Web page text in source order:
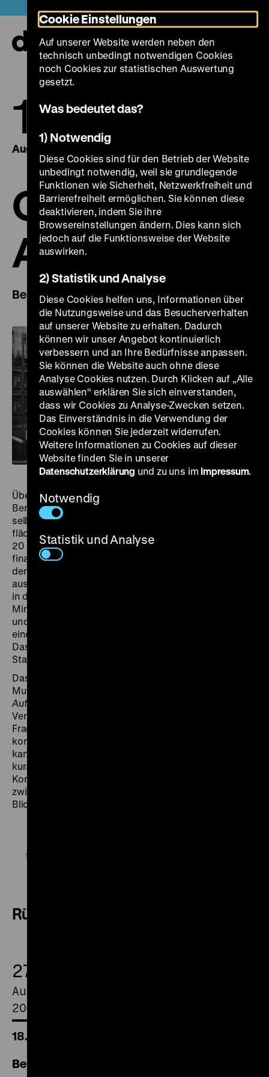
zum
Seiteninhalt
springen
15.
August 2021
27.
Chaos &
Aufbruch
Berlin 1920|2020
Über Nacht verdoppelte sich 1920 die Einwohnerzahl
Berlins. Durch Eingemeindung benachbarter, bis dahin
selbstständiger Städte und Gemeinden entstand die
flächenmäßig zweitgrößte Stadt der Welt. Mit nun
20 Bezirken bemühte sich die Kommune, die großen
finanziellen und sozialen Ungleichgewichte zwischen
den teils sehr unterschiedlichen Stadtteilen
auszugleichen. Eine „Politik für alle“ hatte zum Ziel, den
in der Stadt lebenden Menschen einen
Mindeststandard bei Bildung, Gesundheit, Wohnen
und Erholung zu ermöglichen. Zudem war endlich auch
eine einheitliche Verkehrs- und Stadtplanung möglich.
Das Groß-Berlin-Gesetz wurde zur Grundlage für die
Stadt von heute – für die Metropole Berlin.
Das Stadtmuseum Berlin präsentiert im Märkischen
Museum aus diesem Anlass die Ausstellung
Aufbruch – Berlin 1920I2020
Vergangenheit und Gegenwart Berlins geht sie der
Frage nach, wie aus einem chaotischen Umbruch ein
konstruktiver Aufbruch gestaltet werden kann: Wie
kann Großstadt gelingen? Die von Christine Kisorsy
kuratierte Reihe lässt das neue Groß-Berlin in einer
Kombination aus Dokumentar- und Spielfilmen
zwischen 1920 bis 1932 aus verschiedenen
Blickwinkeln entdecken.
Rückblick
27.
August
2021
18.00 Uhr
Berlin – Vom Werden einer Weltstadt
Cookie Einstellungen
Auf unserer Website werden neben den
technisch unbedingt notwendigen Cookies
noch Cookies zur statistischen Auswertung
gesetzt.
Was bedeutet das?
1) Notwendig
Diese Cookies sind für den Betrieb der Website
unbedingt notwendig, weil sie grundlegende
Funktionen wie Sicherheit, Netzwerkfreiheit und
Barrierefreiheit ermöglichen. Sie können diese
deaktivieren, indem Sie ihre
Browsereinstellungen ändern. Dies kann sich
jedoch auf die Funktionsweise der Website
auswirken.
2) Statistik und Analyse
Diese Cookies helfen uns, Informationen über
die Nutzungsweise und das Besucherverhalten
auf unserer Website zu erhalten. Dadurch
können wir unser Angebot kontinuierlich
verbessern und an Ihre Bedürfnisse anpassen.
Sie können die Website auch ohne diese
Analyse Cookies nutzen. Durch Klicken auf „Alle
auswählen“ erklären Sie sich einverstanden,
dass wir Cookies zu Analyse-Zwecken setzen.
Das Einverständnis in die Verwendung der
Cookies können Sie jederzeit widerrufen.
Weitere Informationen zu Cookies auf dieser
Website finden Sie in unserer
Datenschutzerklärung und zu uns im Impressum.
Notwendig
Statistik und Analyse